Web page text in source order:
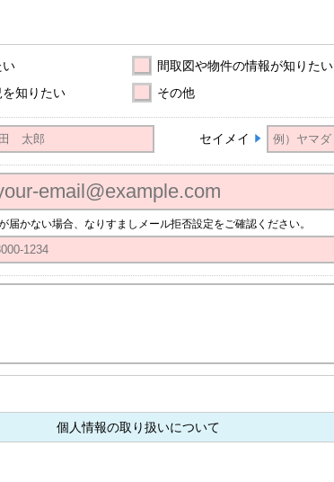
い
間取図や物件の情報が知りたい
知りたい
その他
セイメイ
届かない場合、なりすましメール拒否設定をご確認ください。
個人情報の取り扱いについて